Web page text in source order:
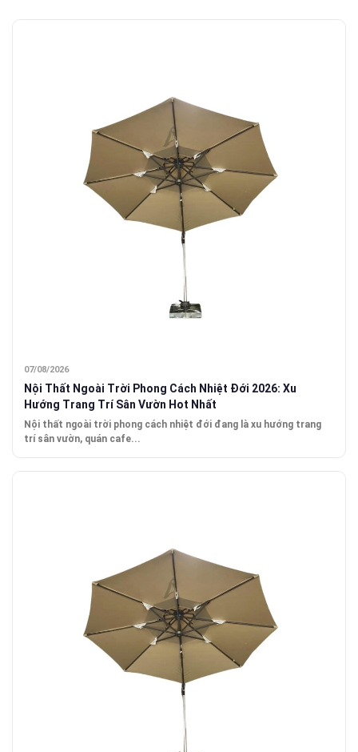
07/08/2026
Nội Thất Ngoài Trời Phong Cách Nhiệt Đới 2026: Xu
Hướng Trang Trí Sân Vườn Hot Nhất
Nội thất ngoài trời phong cách nhiệt đới đang là xu hướng trang
trí sân vườn, quán cafe...